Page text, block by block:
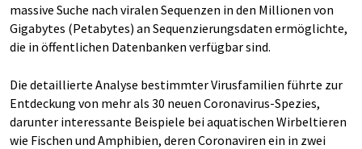
massive Suche nach viralen Sequenzen in den Millionen von
Gigabytes (Petabytes) an Sequenzierungsdaten ermöglichte,
die in öffentlichen Datenbanken verfügbar sind.
Die detaillierte Analyse bestimmter Virusfamilien führte zur
Entdeckung von mehr als 30 neuen Coronavirus-Spezies,
darunter interessante Beispiele bei aquatischen Wirbeltieren
wie Fischen und Amphibien, deren Coronaviren ein in zwei